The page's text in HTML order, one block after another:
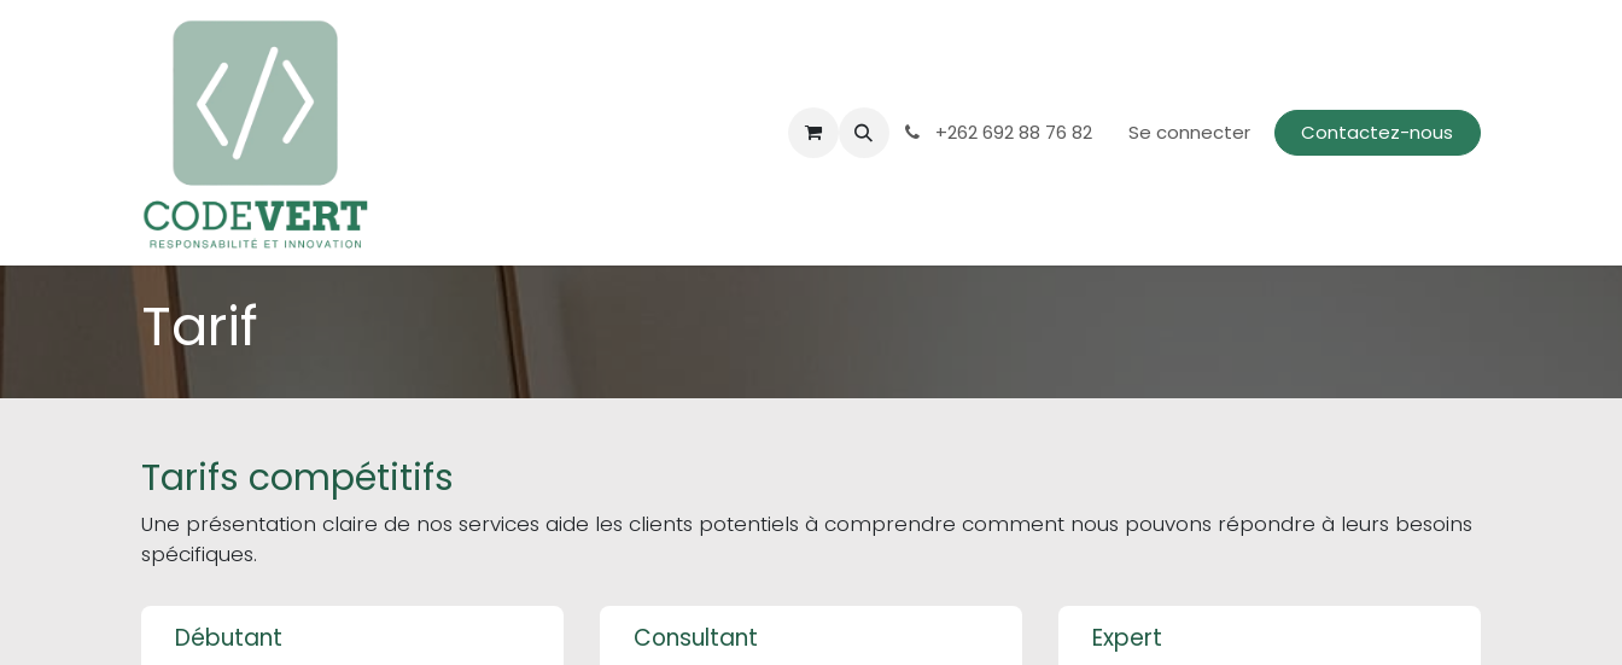
+262 692 88 76 82 Se connecter Contactez-nous
Tarif
Tarifs compétitifs
Une présentation claire de nos services aide les clients potentiels à comprendre comment nous pouvons répondre à leurs besoins
spécifiques.
Débutant Consultant Expert